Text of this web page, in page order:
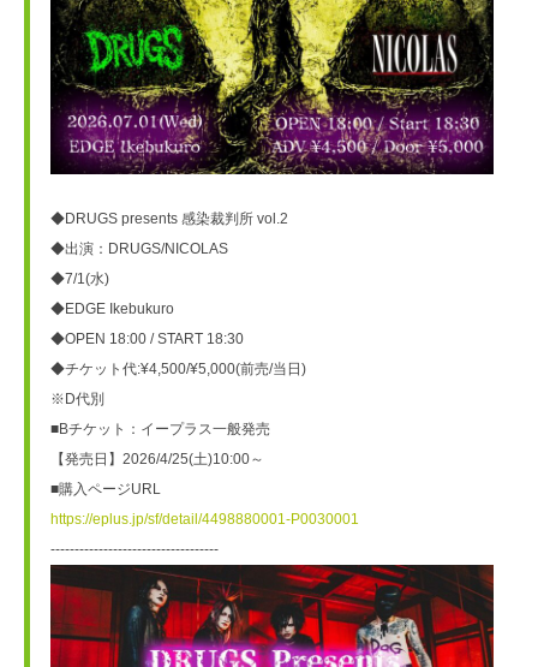
◆DRUGS presents 感染裁判所 vol.2
◆出演：DRUGS/NICOLAS
◆7/1(水)
◆EDGE Ikebukuro
◆OPEN 18:00 / START 18:30
◆チケット代:¥4,500/¥5,000(前売/当日)
※D代別
■Bチケット：イープラス一般発売
【発売日】2026/4/25(土)10:00～
■購入ページURL
https://eplus.jp/sf/detail/4498880001-P0030001
-----------------------------------